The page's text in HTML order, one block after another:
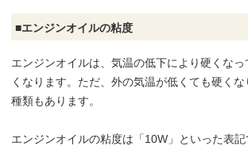
■エンジンオイルの粘度
エンジンオイルは、気温の低下により硬くな
くなります。ただ、外の気温が低くても硬く
種類もあります。
エンジンオイルの粘度は「10W」といった表